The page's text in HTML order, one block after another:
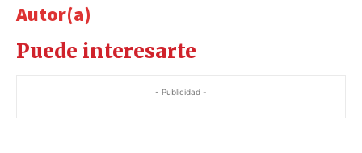
Autor(a)
Puede interesarte
- Publicidad -